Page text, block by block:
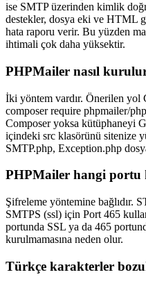
ise SMTP üzerinden kimlik
destekler, dosya eki ve HTML
hata raporu verir. Bu yüzden
ihtimali çok daha yüksektir.
PHPMailer nasıl
İki yöntem vardır. Önerilen yol
composer require phpmailer/
Composer yoksa kütüphaneyi
içindeki src klasörünü sitenize
SMTP.php, Exception.php
PHPMailer hangi portu
Şifreleme yöntemine bağlıdır.
SMTPS (ssl) için Port 465
portunda SSL ya da 465
kurulmamasına neden olur.
Türkçe karakterler